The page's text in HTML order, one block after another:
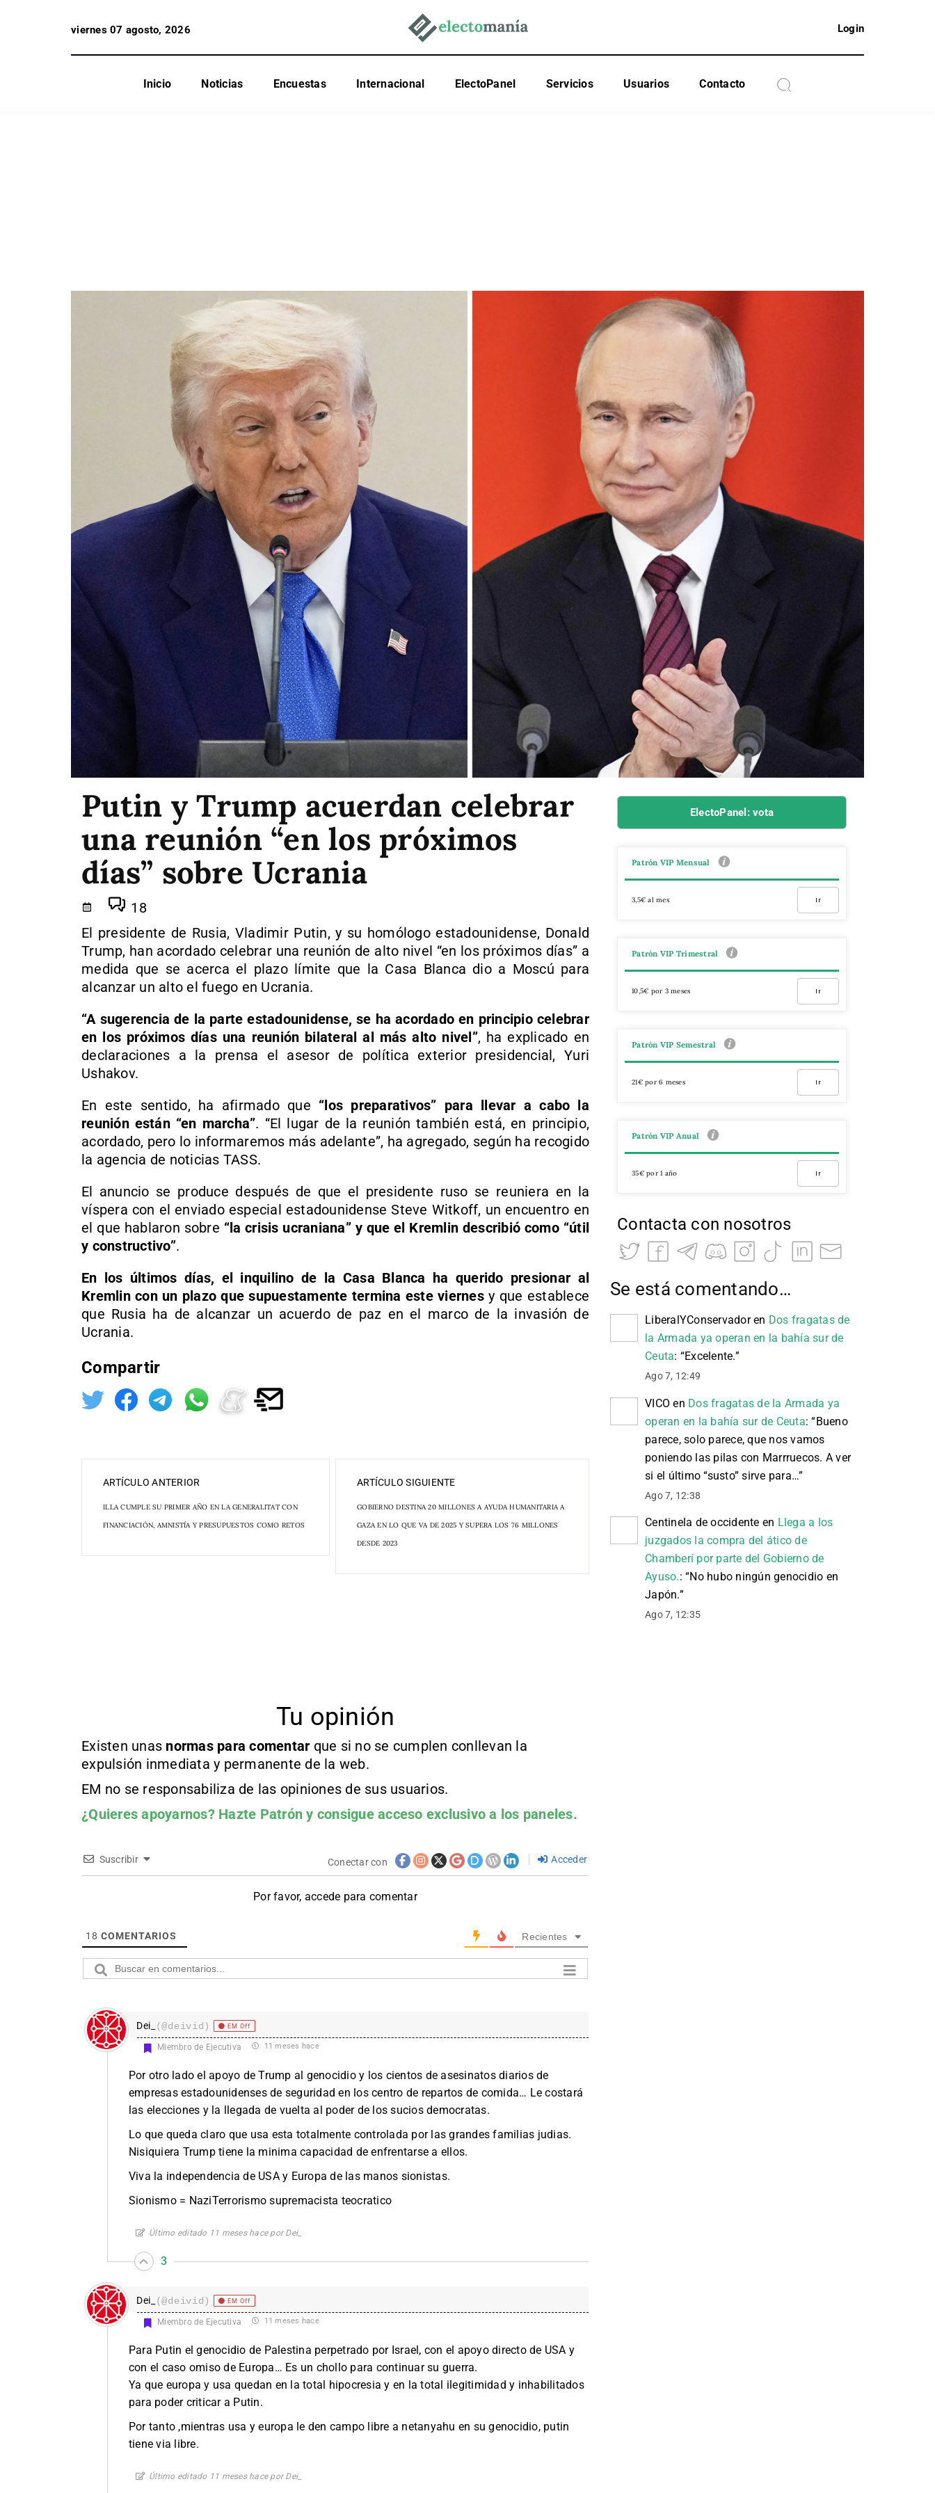
viernes 07 agosto, 2026 Login
Inicio Noticias Encuestas Internacional ElectoPanel Servicios Usuarios Contacto
Putin y Trump acuerdan celebrar
una reunión “en los próximos
días” sobre Ucrania
18
El presidente de Rusia, Vladimir Putin, y su homólogo estadounidense, Donald
Trump, han acordado celebrar una reunión de alto nivel “en los próximos días” a
medida que se acerca el plazo límite que la Casa Blanca dio a Moscú para
alcanzar un alto el fuego en Ucrania.
“A sugerencia de la parte estadounidense, se ha acordado en principio celebrar
en los próximos días una reunión bilateral al más alto nivel”, ha explicado en
declaraciones a la prensa el asesor de política exterior presidencial, Yuri
Ushakov.
En este sentido, ha afirmado que “los preparativos” para llevar a cabo la
reunión están “en marcha”. “El lugar de la reunión también está, en principio,
acordado, pero lo informaremos más adelante”, ha agregado, según ha recogido
la agencia de noticias TASS.
El anuncio se produce después de que el presidente ruso se reuniera en la
víspera con el enviado especial estadounidense Steve Witkoff, un encuentro en
el que hablaron sobre “la crisis ucraniana” y que el Kremlin describió como “útil
y constructivo”.
En los últimos días, el inquilino de la Casa Blanca ha querido presionar al
Kremlin con un plazo que supuestamente termina este viernesy que establece
que Rusia ha de alcanzar un acuerdo de paz en el marco de la invasión de
Ucrania.
Compartir
ARTÍCULO ANTERIOR
ILLA CUMPLE SU PRIMER AÑO EN LA GENERALITAT CON
FINANCIACIÓN, AMNISTÍA Y PRESUPUESTOS COMO RETOS
ARTÍCULO SIGUIENTE
GOBIERNO DESTINA 20 MILLONES A AYUDA HUMANITARIA A
GAZA EN LO QUE VA DE 2025 Y SUPERA LOS 76 MILLONES
DESDE 2023
Tu opinión
Existen unas normas para comentar que si no se cumplen conllevan la
expulsión inmediata y permanente de la web.
EM no se responsabiliza de las opiniones de sus usuarios.
¿Quieres apoyarnos? Hazte Patrón y consigue acceso exclusivo a los paneles.
Suscribir Conectar con Acceder
Por favor, accede para comentar
18 COMENTARIOS Recientes
Dei_ (@deivid) EM Off
Miembro de Ejecutiva 11 meses hace
Por otro lado el apoyo de Trump al genocidio y los cientos de asesinatos diarios de
empresas estadounidenses de seguridad en los centro de repartos de comida… Le costará
las elecciones y la llegada de vuelta al poder de los sucios democratas.
Lo que queda claro que usa esta totalmente controlada por las grandes familias judias.
Nisiquiera Trump tiene la minima capacidad de enfrentarse a ellos.
Viva la independencia de USA y Europa de las manos sionistas.
Sionismo = NaziTerrorismo supremacista teocratico
Último editado 11 meses hace por Dei_
3
Dei_ (@deivid) EM Off
Miembro de Ejecutiva 11 meses hace
Para Putin el genocidio de Palestina perpetrado por Israel, con el apoyo directo de USA y
con el caso omiso de Europa… Es un chollo para continuar su guerra.
Ya que europa y usa quedan en la total hipocresia y en la total ilegitimidad y inhabilitados
para poder criticar a Putin.
Por tanto ,mientras usa y europa le den campo libre a netanyahu en su genocidio, putin
tiene via libre.
Último editado 11 meses hace por Dei_
ElectoPanel: vota
Patrón VIP Mensual
3,5€ al mes Ir
Patrón VIP Trimestral
10,5€ por 3 meses Ir
Patrón VIP Semestral
21€ por 6 meses Ir
Patrón VIP Anual
35€ por 1 año Ir
Contacta con nosotros
Se está comentando…
LiberalYConservadoren Dos fragatas de
la Armada ya operan en la bahía sur de
Ceuta: “Excelente.”
Ago 7, 12:49
VICO en Dos fragatas de la Armada ya
operan en la bahía sur de Ceuta: “Bueno
parece, solo parece, que nos vamos
poniendo las pilas con Marrruecos. A ver
si el último “susto” sirve para…”
Ago 7, 12:38
Centinela de occidente en Llega a los
juzgados la compra del ático de
Chamberí por parte del Gobierno de
Ayuso.: “No hubo ningún genocidio en
Japón.”
Ago 7, 12:35